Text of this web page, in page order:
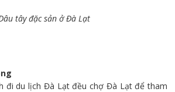
tây đặc sản ở Đà Lạt
đi du lịch Đà Lạt đều chợ Đà Lạt để tham